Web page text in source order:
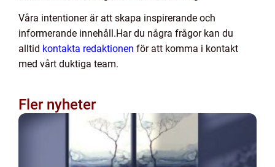
Våra intentioner är att skapa inspirerande och
informerande innehåll.Har du några frågor kan du
alltid kontakta redaktionen för att komma i kontakt
med vårt duktiga team.
Fler nyheter